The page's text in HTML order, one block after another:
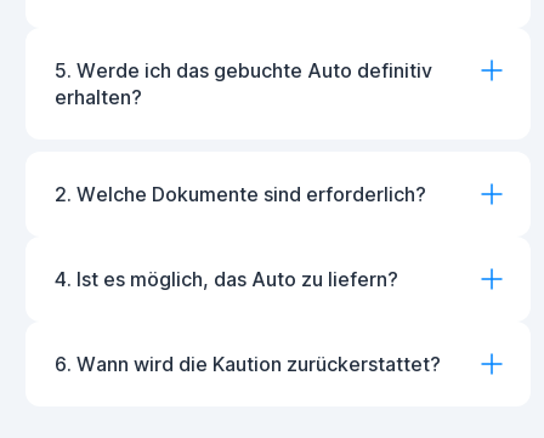
5. Werde ich das gebuchte Auto definitiv
erhalten?
2. Welche Dokumente sind erforderlich?
4. Ist es möglich, das Auto zu liefern?
6. Wann wird die Kaution zurückerstattet?